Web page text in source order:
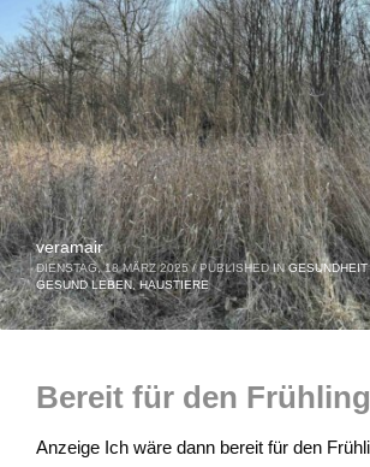
veramair
DIENSTAG, 18 MÄRZ 2025 / PUBLISHED IN GESUNDHEIT
GESUND LEBEN,HAUSTIERE
Bereit für den Frühling
Anzeige Ich wäre dann bereit für den